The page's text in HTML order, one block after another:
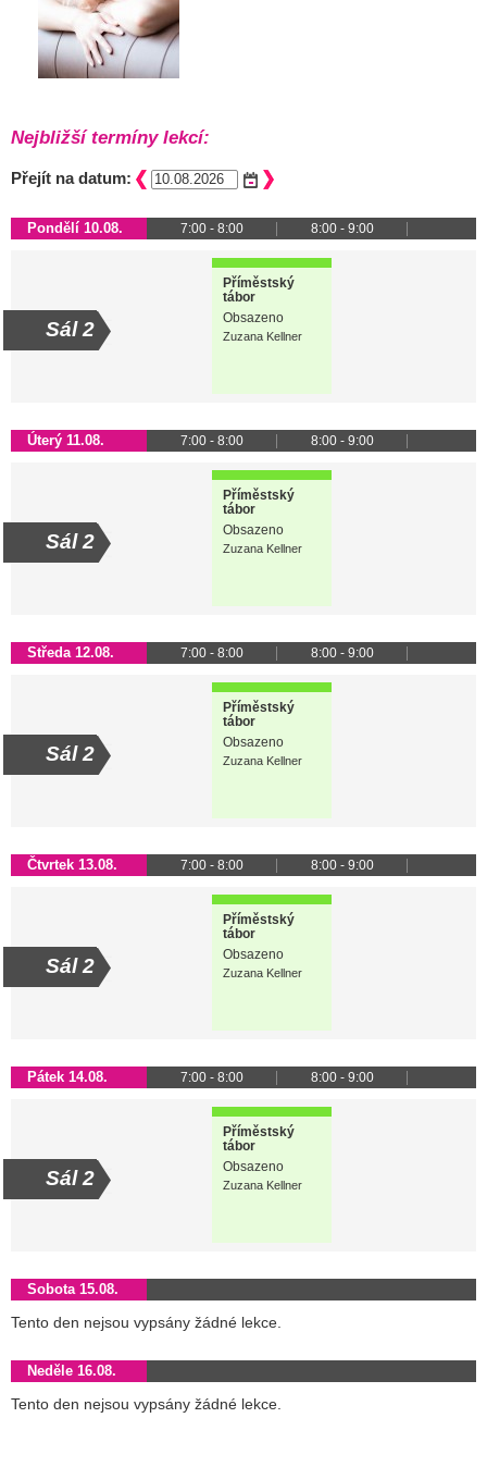
Nejbližší termíny lekcí:
Přejít na datum:
Pondělí 10.08. 7:00 - 8:00 8:00 - 9:00
Sál 2
Příměstský
tábor
Obsazeno
Zuzana Kellner
Úterý 11.08. 7:00 - 8:00 8:00 - 9:00
Sál 2
Příměstský
tábor
Obsazeno
Zuzana Kellner
Středa 12.08. 7:00 - 8:00 8:00 - 9:00
Sál 2
Příměstský
tábor
Obsazeno
Zuzana Kellner
Čtvrtek 13.08. 7:00 - 8:00 8:00 - 9:00
Sál 2
Příměstský
tábor
Obsazeno
Zuzana Kellner
Pátek 14.08. 7:00 - 8:00 8:00 - 9:00
Sál 2
Příměstský
tábor
Obsazeno
Zuzana Kellner
Sobota 15.08.
Tento den nejsou vypsány žádné lekce.
Neděle 16.08.
Tento den nejsou vypsány žádné lekce.